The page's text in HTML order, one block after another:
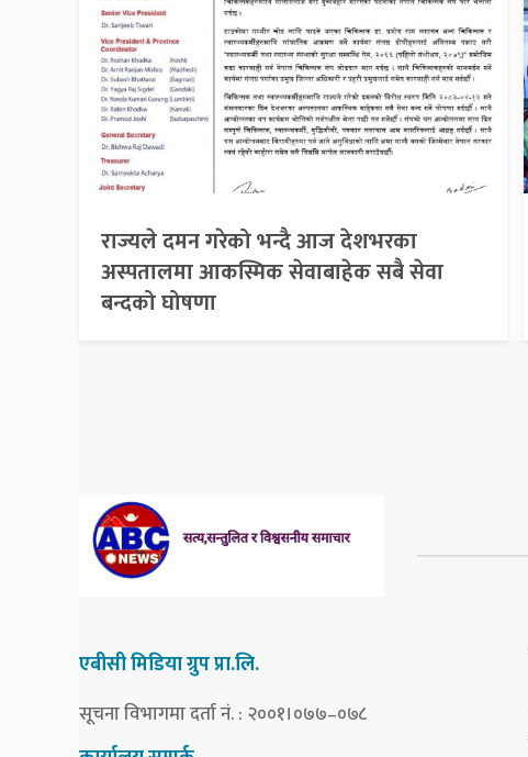
राज्यले दमन गरेको भन्दै आज देशभरका
अस्पतालमा आकस्मिक सेवाबाहेक सबै सेवा
बन्दको घोषणा
एबीसी मिडिया ग्रुप प्रा.लि.
सूचना विभागमा दर्ता नं. : २००१।०७७–०७८